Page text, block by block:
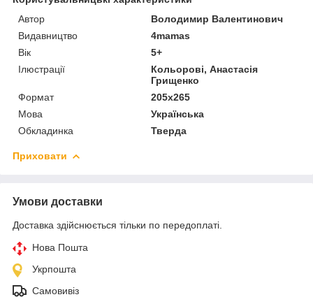
Автор
Володимир Валентинович
Видавництво
4mamas
Вік
5+
Ілюстрації
Кольорові, Анастасія
Грищенко
Формат
205х265
Мова
Українська
Обкладинка
Тверда
Приховати
Умови доставки
Доставка здійснюється тільки по передоплаті.
Нова Пошта
Укрпошта
Самовивіз